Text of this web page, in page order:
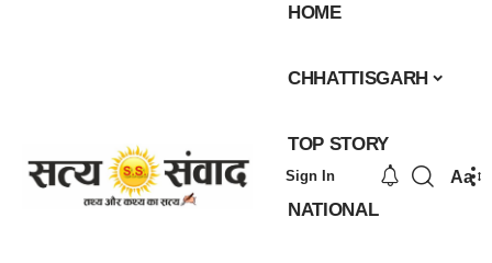
HOME
CHHATTISGARH
TOP STORY
NATIONAL
Sign In Aa